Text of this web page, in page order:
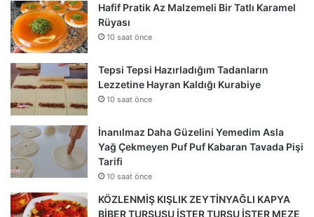
Hafif Pratik Az Malzemeli Bir Tatlı Karamel
Rüyası
10 saat önce
Tepsi Tepsi Hazırladığım Tadanların
Lezzetine Hayran Kaldığı Kurabiye
10 saat önce
İnanılmaz Daha Güzelini Yemedim Asla
Yağ Çekmeyen Puf Puf Kabaran Tavada Pişi
Tarifi
10 saat önce
KÖZLENMİŞ KIŞLIK ZEYTİNYAĞLI KAPYA
BİBER TURŞUSU İSTER TURŞU İSTER MEZE